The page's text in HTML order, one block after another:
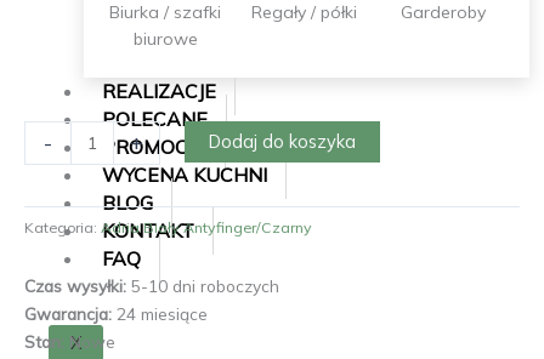
Biurka / szafki
biurowe
Regały / półki Garderoby
REALIZACJE
POLECANE
PROMOCJE
WYCENA KUCHNI
BLOG
KONTAKT
FAQ
X
-
Szafka
Biały/Czarny
80D
BB
PREMIUM
BOX
+ Dodaj do koszyka
Kategoria: Adria Biały Antyfinger/Czarny
Czas wysyłki: 5-10 dni roboczych
Gwarancja: 24 miesiące
Stan: Nowe